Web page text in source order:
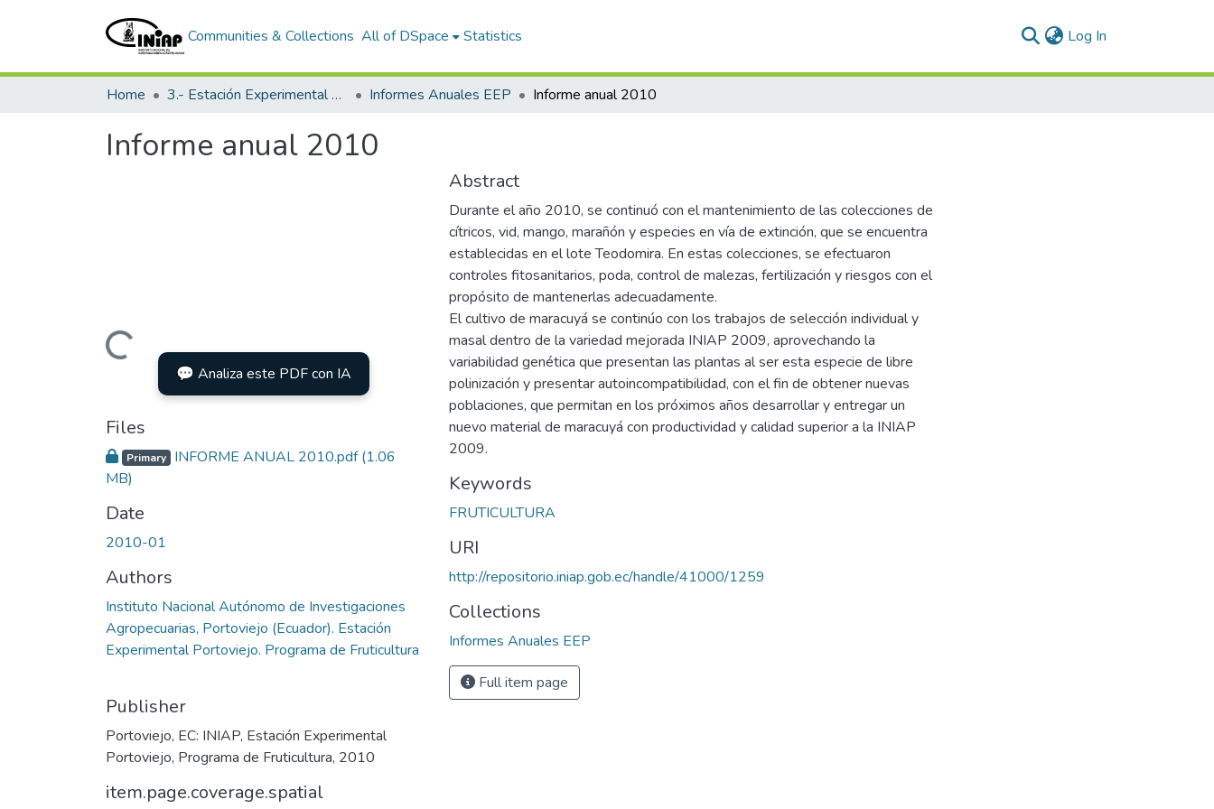
Communities & Collections All of DSpace Statistics Log In
Home 3.- Estación Experimental Portoviejo Informes Anuales EEP Informe anual 2010
Informe anual 2010
Loading... 💬 Analiza este PDF con IA
Files
Primary INFORME ANUAL 2010.pdf(1.06
MB)
Date
2010-01
Authors
Instituto Nacional Autónomo de Investigaciones
Agropecuarias, Portoviejo (Ecuador). Estación
Experimental Portoviejo. Programa de Fruticultura
Publisher
Portoviejo, EC: INIAP, Estación Experimental
Portoviejo, Programa de Fruticultura, 2010
item.page.coverage.spatial
Abstract
Durante el año 2010, se continuó con el mantenimiento de las colecciones de
cítricos, vid, mango, marañón y especies en vía de extinción, que se encuentra
establecidas en el lote Teodomira. En estas colecciones, se efectuaron
controles fitosanitarios, poda, control de malezas, fertilización y riesgos con el
propósito de mantenerlas adecuadamente.
El cultivo de maracuyá se continúo con los trabajos de selección individual y
masal dentro de la variedad mejorada INIAP 2009, aprovechando la
variabilidad genética que presentan las plantas al ser esta especie de libre
polinización y presentar autoincompatibilidad, con el fin de obtener nuevas
poblaciones, que permitan en los próximos años desarrollar y entregar un
nuevo material de maracuyá con productividad y calidad superior a la INIAP
2009.
Keywords
FRUTICULTURA
URI
http://repositorio.iniap.gob.ec/handle/41000/1259
Collections
Informes Anuales EEP
Full item page